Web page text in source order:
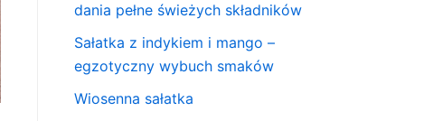
dania pełne świeżych składników
Sałatka z indykiem i mango –
egzotyczny wybuch smaków
Wiosenna sałatka